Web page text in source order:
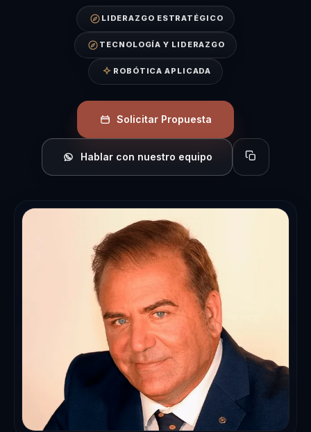
LIDERAZGO ESTRATÉGICO
TECNOLOGÍA Y LIDERAZGO
ROBÓTICA APLICADA
Solicitar Propuesta
Hablar con nuestro equipo Copiar perfil